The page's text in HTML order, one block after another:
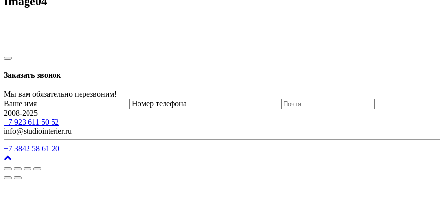
Заказать звонок
Мы вам обязательно перезвоним!
Ваше имя
Номер телефона
2008-2025
+7 923 611 50 52
info@studiointerier.ru
+7 3842 58 61 20